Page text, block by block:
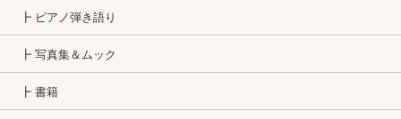
┣ ピアノ弾き語り
┣ 写真集＆ムック
┣ 書籍